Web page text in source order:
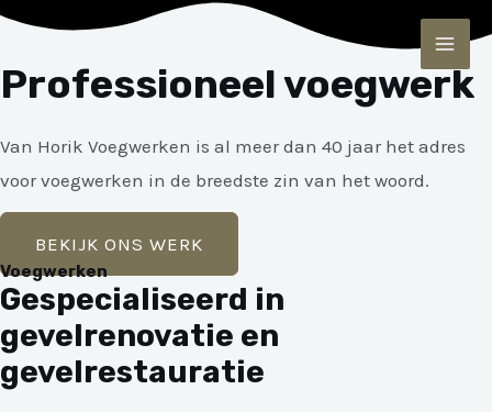
Ga
de
Professioneel voegwerk
Van Horik Voegwerken is al meer dan 40 jaar het adres
voor voegwerken in de breedste zin van het woord.
BEKIJK ONS WERK
Voegwerken
Gespecialiseerd in
gevelrenovatie en
gevelrestauratie